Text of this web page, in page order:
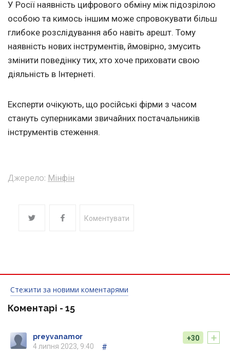
У Росії наявність цифрового обміну між підозрілою
особою та кимось іншим може спровокувати більш
глибоке розслідування або навіть арешт. Тому
наявність нових інструментів, ймовірно, змусить
змінити поведінку тих, хто хоче приховати свою
діяльність в Інтернеті.
Експерти очікують, що російські фірми з часом
стануть суперниками звичайних постачальників
інструментів стеження.
Джерело: Мінфін
Коментувати
Стежити за новими коментарями
Коментарі - 15
+
+30
preyvanamor
4 липня 2023, 9:40
#